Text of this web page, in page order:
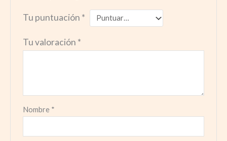
Tu puntuación *
Tu valoración *
Nombre *